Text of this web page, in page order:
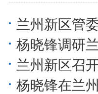
兰州新区管
杨晓锋调研
兰州新区召
杨晓锋在兰